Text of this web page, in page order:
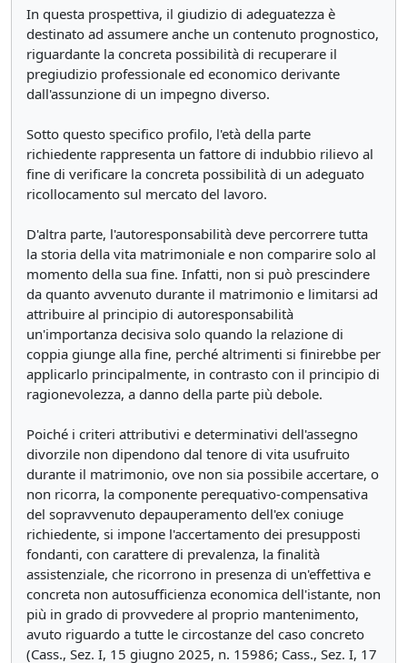
In questa prospettiva, il giudizio di adeguatezza è
destinato ad assumere anche un contenuto prognostico,
riguardante la concreta possibilità di recuperare il
pregiudizio professionale ed economico derivante
dall'assunzione di un impegno diverso.
Sotto questo specifico profilo, l'età della parte
richiedente rappresenta un fattore di indubbio rilievo al
fine di verificare la concreta possibilità di un adeguato
ricollocamento sul mercato del lavoro.
D'altra parte, l'autoresponsabilità deve percorrere tutta
la storia della vita matrimoniale e non comparire solo al
momento della sua fine. Infatti, non si può prescindere
da quanto avvenuto durante il matrimonio e limitarsi ad
attribuire al principio di autoresponsabilità
un'importanza decisiva solo quando la relazione di
coppia giunge alla fine, perché altrimenti si finirebbe per
applicarlo principalmente, in contrasto con il principio di
ragionevolezza, a danno della parte più debole.
Poiché i criteri attributivi e determinativi dell'assegno
divorzile non dipendono dal tenore di vita usufruito
durante il matrimonio, ove non sia possibile accertare, o
non ricorra, la componente perequativo-compensativa
del sopravvenuto depauperamento dell'ex coniuge
richiedente, si impone l'accertamento dei presupposti
fondanti, con carattere di prevalenza, la finalità
assistenziale, che ricorrono in presenza di un'effettiva e
concreta non autosufficienza economica dell'istante, non
più in grado di provvedere al proprio mantenimento,
avuto riguardo a tutte le circostanze del caso concreto
(Cass., Sez. I, 15 giugno 2025, n. 15986; Cass., Sez. I, 17